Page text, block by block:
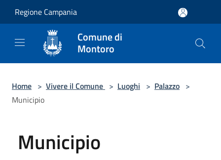
Regione Campania
Comune di
Montoro
Home > Vivere il Comune > Luoghi > Palazzo >
Municipio
Municipio